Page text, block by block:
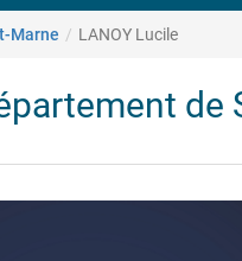
Marne LANOY Lucile
de